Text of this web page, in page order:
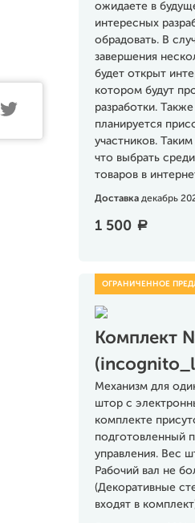
ожидаете в
интересных
обрадовать. В
завершения
будет открыт
котором будут
разработки.
планируется
участников.
что выбрать
товаров в
Доставка декабрь
1 500 a
Комплект
Механизм для
штор с
комплекте
подготовленный
управления. Вес
Рабочий вал не
(Декоративные
входят в